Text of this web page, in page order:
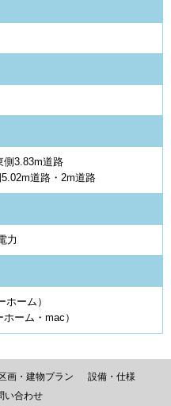
側3.83m道路
道路・2m道路
力
ホーム）
ーム・mac）
区画・建物プラン
設備・仕様
い合わせ